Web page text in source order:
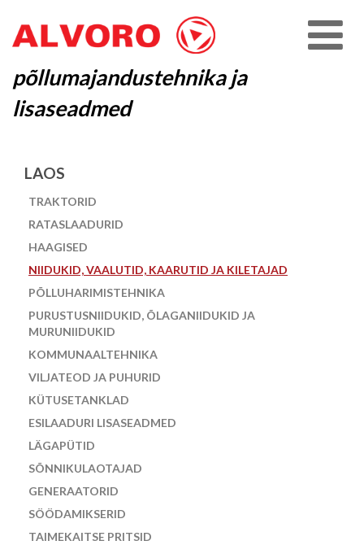
põllumajandustehnika ja
lisaseadmed
LAOS
TRAKTORID
RATASLAADURID
HAAGISED
NIIDUKID, VAALUTID, KAARUTID JA KILETAJAD
PÕLLUHARIMISTEHNIKA
PURUSTUSNIIDUKID, ÕLAGANIIDUKID JA
MURUNIIDUKID
KOMMUNAALTEHNIKA
VILJATEOD JA PUHURID
KÜTUSETANKLAD
ESILAADURI LISASEADMED
LÄGAPÜTID
SÕNNIKULAOTAJAD
GENERAATORID
SÖÖDAMIKSERID
TAIMEKAITSE PRITSID